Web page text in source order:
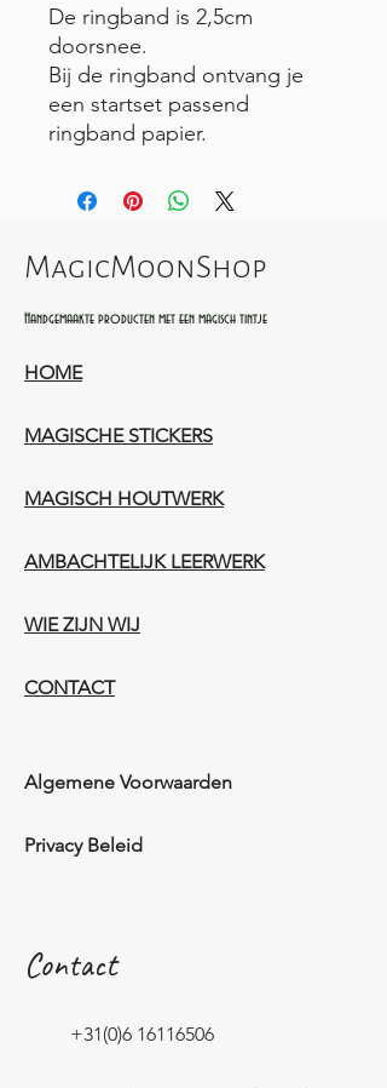
De ringband is 2,5cm
doorsnee.
Bij de ringband ontvang je
een startset passend
ringband papier.
MagicMoonShop
Handgemaakte producten met een magisch tintje
HOME
MAGISCHE STICKERS
MAGISCH HOUTWERK
AMBACHTELIJK LEERWERK​
WIE ZIJN WIJ​​
CONTACT
Algemene Voorwaarden
Privacy Beleid
Contact
+31(0)6 16116506